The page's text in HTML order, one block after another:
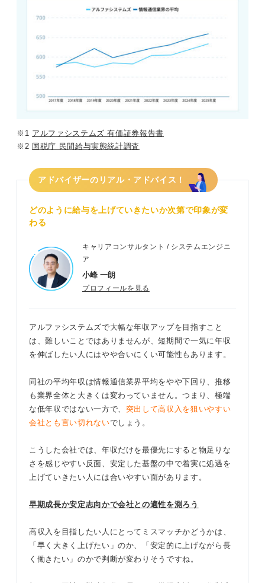
※1 アルファシステムズ 有価証券報告書
※2 国税庁 民間給与実態統計調査
アドバイザーのリアル・アドバイス！
どのように給与を上げていきたいか次第で印象が変
わる
キャリアコンサルタント / システムエンジニ
ア
小峰 一朗
プロフィールを見る
アルファシステムズで大幅な年収アップを目指すこと
は、難しいことではありませんが、短期間で一気に年収
を伸ばしたい人にはやや合いにくい可能性もあります。
同社の平均年収は情報通信業界平均をやや下回り、推移
も業界全体と大きくは変わっていません。つまり、極端
な低年収ではない一方で、 突出して高収入を狙いやすい
会社とも言い切れないでしょう。
こうした会社では、年収だけを最優先にすると物足りな
さを感じやすい反面、安定した基盤の中で着実に処遇を
上げていきたい人には合いやすい面があります。
早期成長か安定志向かで会社との適性を測ろう
高収入を目指したい人にとってミスマッチかどうかは、
「早く大きく上げたい」のか、「安定的に上げながら長
く働きたい」のかで判断が変わりそうですね。